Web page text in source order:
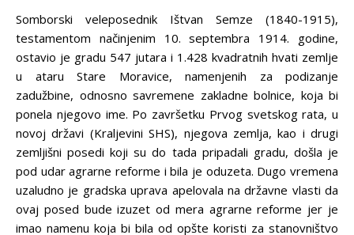
Somborski veleposednik Ištvan Semze (1840-1915),
testamentom načinjenim 10. septembra 1914. godine,
ostavio je gradu 547 jutara i 1.428 kvadratnih hvati zemlje
u ataru Stare Moravice, namenjenih za podizanje
zadužbine, odnosno savremene zakladne bolnice, koja bi
ponela njegovo ime. Po završetku Prvog svetskog rata, u
novoj državi (Kraljevini SHS), njegova zemlja, kao i drugi
zemljišni posedi koji su do tada pripadali gradu, došla je
pod udar agrarne reforme i bila je oduzeta. Dugo vremena
uzaludno je gradska uprava apelovala na državne vlasti da
ovaj posed bude izuzet od mera agrarne reforme jer je
imao namenu koja bi bila od opšte koristi za stanovništvo